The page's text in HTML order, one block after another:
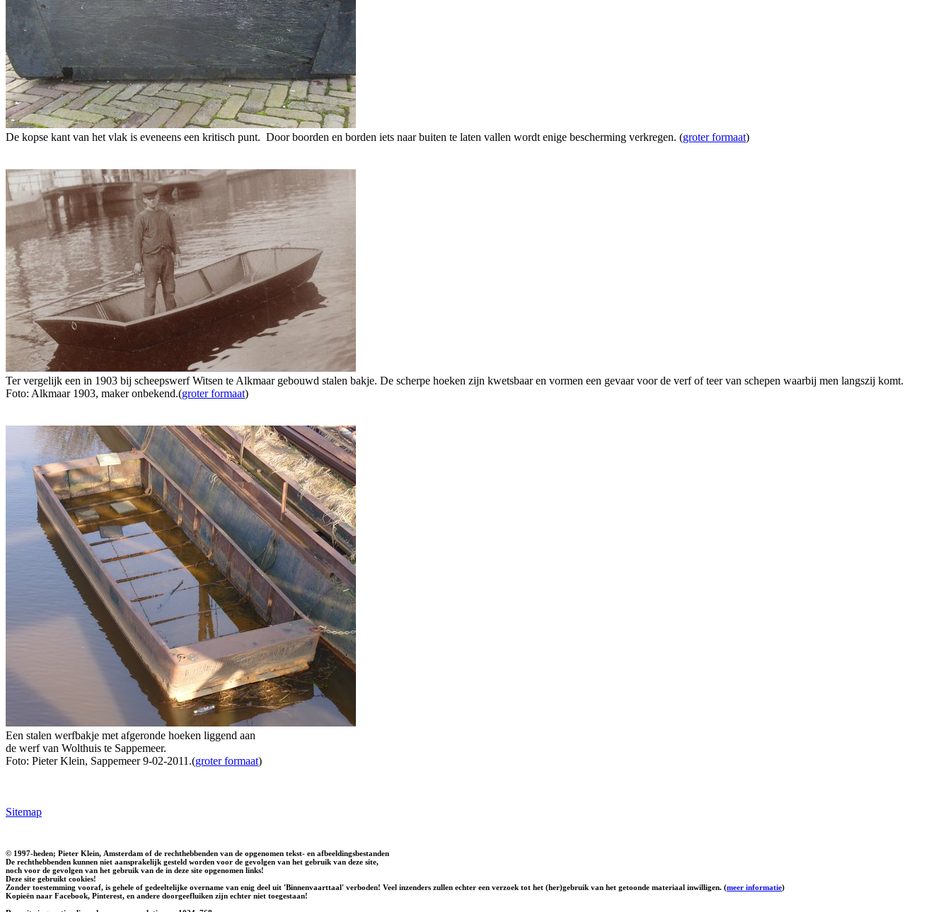
De kopse kant van het vlak is eveneens een kritisch punt. Door boorden en borden iets naar buiten te laten vallen wordt enige bescherming verkregen. (groter formaat)
Ter vergelijk een in 1903 bij scheepswerf Witsen te Alkmaar gebouwd stalen bakje. De scherpe hoeken zijn kwetsbaar en vormen een gevaar voor de verf of teer van schepen waarbij men langszij komt.
Foto: Alkmaar 1903, maker onbekend.(groter formaat)
Een stalen werfbakje met afgeronde hoeken liggend aan
de werf van Wolthuis te Sappemeer.
Foto: Pieter Klein, Sappemeer 9-02-2011.(groter formaat)
Sitemap
© 1997-heden; Pieter Klein, Amsterdam of de rechthebbenden van de opgenomen tekst- en afbeeldingsbestanden
De rechthebbenden kunnen niet aansprakelijk gesteld worden voor de gevolgen van het gebruik van deze site,
noch voor de gevolgen van het gebruik van de in deze site opgenomen links!
Deze site gebruikt cookies!
Zonder toestemming vooraf, is gehele of gedeeltelijke overname van enig deel uit 'Binnenvaarttaal' verboden! Veel inzenders zullen echter een verzoek tot het (her)gebruik van het getoonde materiaal inwilligen. (meer informatie)
Kopieën naar Facebook, Pinterest, en andere doorgeefluiken zijn echter niet toegestaan!